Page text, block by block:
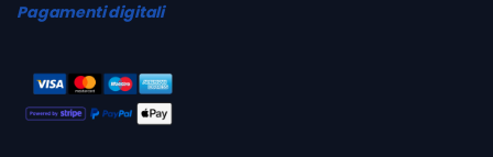
Pagamenti digitali